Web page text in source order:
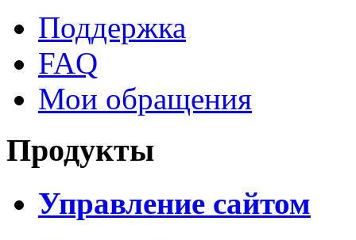
Поддержка
FAQ
Мои обращения
Продукты
Управление сайтом